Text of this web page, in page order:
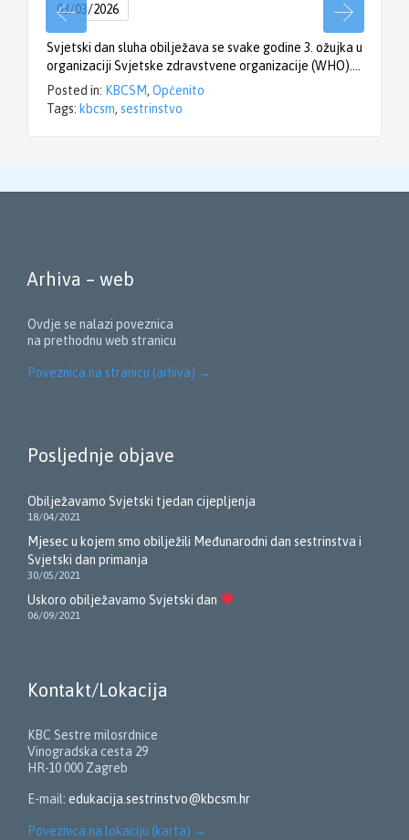
03/03/2026
Svjetski dan sluha obilježava se svake godine 3. ožujka u
organizaciji Svjetske zdravstvene organizacije (WHO)….
Posted in: KBCSM, Općenito
Tags: kbcsm, sestrinstvo
Arhiva – web
Ovdje se nalazi poveznica
na prethodnu web stranicu
Poveznica na stranicu (arhiva) →
Posljednje objave
Obilježavamo Svjetski tjedan cijepljenja
18/04/2021
Mjesec u kojem smo obilježili Međunarodni dan sestrinstva i
Svjetski dan primanja
30/05/2021
Uskoro obilježavamo Svjetski dan
06/09/2021
Kontakt/Lokacija
KBC Sestre milosrdnice
Vinogradska cesta 29
HR-10 000 Zagreb
E-mail: edukacija.sestrinstvo@kbcsm.hr
Poveznica na lokaciju (karta) →